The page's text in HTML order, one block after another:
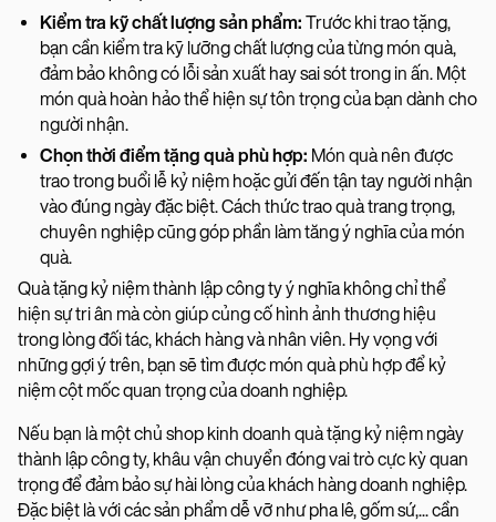
Kiểm tra kỹ chất lượng sản phẩm: Trước khi trao tặng,
bạn cần kiểm tra kỹ lưỡng chất lượng của từng món quà,
đảm bảo không có lỗi sản xuất hay sai sót trong in ấn. Một
món quà hoàn hảo thể hiện sự tôn trọng của bạn dành cho
người nhận.
Chọn thời điểm tặng quà phù hợp: Món quà nên được
trao trong buổi lễ kỷ niệm hoặc gửi đến tận tay người nhận
vào đúng ngày đặc biệt. Cách thức trao quà trang trọng,
chuyên nghiệp cũng góp phần làm tăng ý nghĩa của món
quà.
Quà tặng kỷ niệm thành lập công ty ý nghĩa không chỉ thể
hiện sự tri ân mà còn giúp củng cố hình ảnh thương hiệu
trong lòng đối tác, khách hàng và nhân viên. Hy vọng với
những gợi ý trên, bạn sẽ tìm được món quà phù hợp để kỷ
niệm cột mốc quan trọng của doanh nghiệp.
Nếu bạn là một chủ shop kinh doanh quà tặng kỷ niệm ngày
thành lập công ty, khâu vận chuyển đóng vai trò cực kỳ quan
trọng để đảm bảo sự hài lòng của khách hàng doanh nghiệp.
Đặc biệt là với các sản phẩm dễ vỡ như pha lê, gốm sứ,... cần